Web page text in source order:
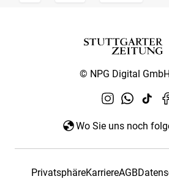
© NPG Digital
Wo Sie uns noch
PrivatsphäreKarriereAGB